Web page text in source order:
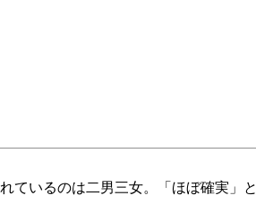
ているのは二男三女。「ほぼ確実」と